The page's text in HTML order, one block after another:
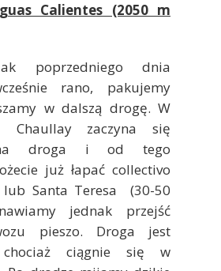
Calientes (2050 m
poprzedniego dnia
rano, pakujemy
w dalszą drogę. W
Chaullay zaczyna się
droga i od tego
już łapać collectivo
Santa Teresa (30-50
jednak przejść
pieszo. Droga jest
chociaż ciągnie się w